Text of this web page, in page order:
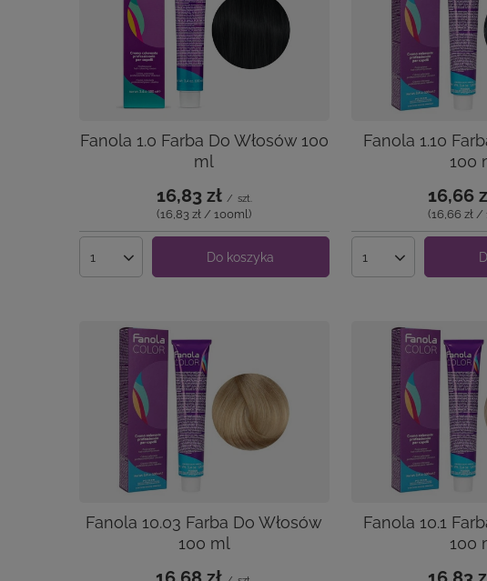
Fanola 1.0 Farba Do Włosów 100
ml
16,83 zł / szt.
(16,83 zł / 100ml)
Ilość produktów Do koszyka
Fanola 1.10
100
16,66
(16,66 zł
Ilość produktów
Fanola 10.03 Farba Do Włosów
100 ml
Fanola 10.1
100